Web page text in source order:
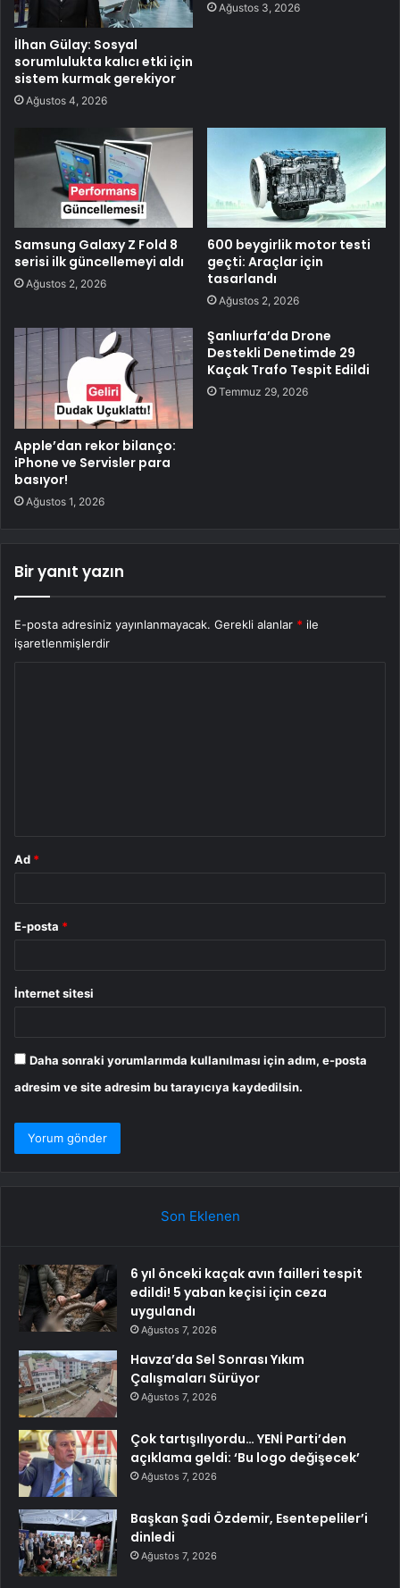
İlhan Gülay: Sosyal
sorumlulukta kalıcı etki için
sistem kurmak gerekiyor
Ağustos 4, 2026
Ağustos 3, 2026
Samsung Galaxy Z Fold 8
serisi ilk güncellemeyi aldı
Ağustos 2, 2026
600 beygirlik motor testi
geçti: Araçlar için
tasarlandı
Ağustos 2, 2026
Apple’dan rekor bilanço:
iPhone ve Servisler para
basıyor!
Ağustos 1, 2026
Şanlıurfa’da Drone
Destekli Denetimde 29
Kaçak Trafo Tespit Edildi
Temmuz 29, 2026
Bir yanıt yazın
E-posta adresiniz yayınlanmayacak. Gerekli alanlar * ile
işaretlenmişlerdir
Ad *
E-posta *
İnternet sitesi
Daha sonraki yorumlarımda kullanılması için adım, e-posta
adresim ve site adresim bu tarayıcıya kaydedilsin.
Son Eklenen
6 yıl önceki kaçak avın failleri tespit
edildi! 5 yaban keçisi için ceza
uygulandı
Ağustos 7, 2026
Havza’da Sel Sonrası Yıkım
Çalışmaları Sürüyor
Ağustos 7, 2026
Çok tartışılıyordu… YENİ Parti’den
açıklama geldi: ‘Bu logo değişecek’
Ağustos 7, 2026
Başkan Şadi Özdemir, Esentepeliler’i
dinledi
Ağustos 7, 2026